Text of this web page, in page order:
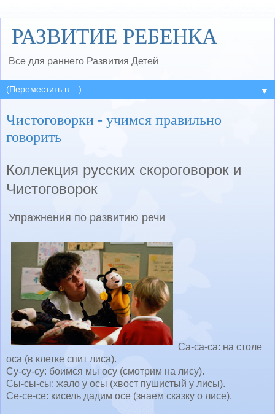
РАЗВИТИЕ РЕБЕНКА
Все для раннего Развития Детей
▼
Чистоговорки - учимся правильно
говорить
Коллекция русских скороговорок и
Чистоговорок
Упражнения по развитию речи
Са-са-са: на столе
оса (в клетке спит лиса).
Су-су-су: боимся мы осу (смотрим на лису).
Сы-сы-сы: жало у осы (хвост пушистый у лисы).
Се-се-се: кисель дадим осе (знаем сказку о лисе).